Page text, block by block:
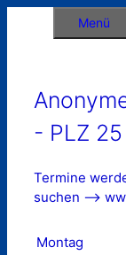
Menü
- PLZ 25
Termine
suchen -->
Montag